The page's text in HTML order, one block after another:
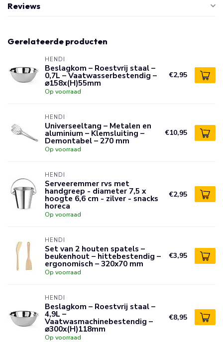
Reviews
Gerelateerde producten
HENDI
Beslagkom – Roestvrij staal –
0,7L – Vaatwasserbestendig –
⌀158x(H)55mm
Op voorraad
€2,95
HENDI
Universeeltang – Metalen en
aluminium – Klemsluiting –
Demontabel – 270 mm
Op voorraad
€10,95
HENDI
Serveeremmer rvs met
handgreep - diameter 7,5 x
hoogte 6,6 cm - zilver - snacks
horeca
Op voorraad
€2,95
HENDI
Set van 2 houten spatels –
beukenhout – hittebestendig –
ergonomisch – 320x70 mm
Op voorraad
€3,95
HENDI
Beslagkom – Roestvrij staal –
4,9L –
Vaatwasmachinebestendig –
⌀300x(H)118mm
Op voorraad
€8,95